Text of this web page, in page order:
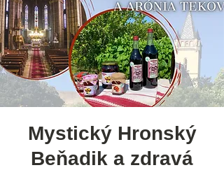
Mystický Hronský
Beňadik a zdravá